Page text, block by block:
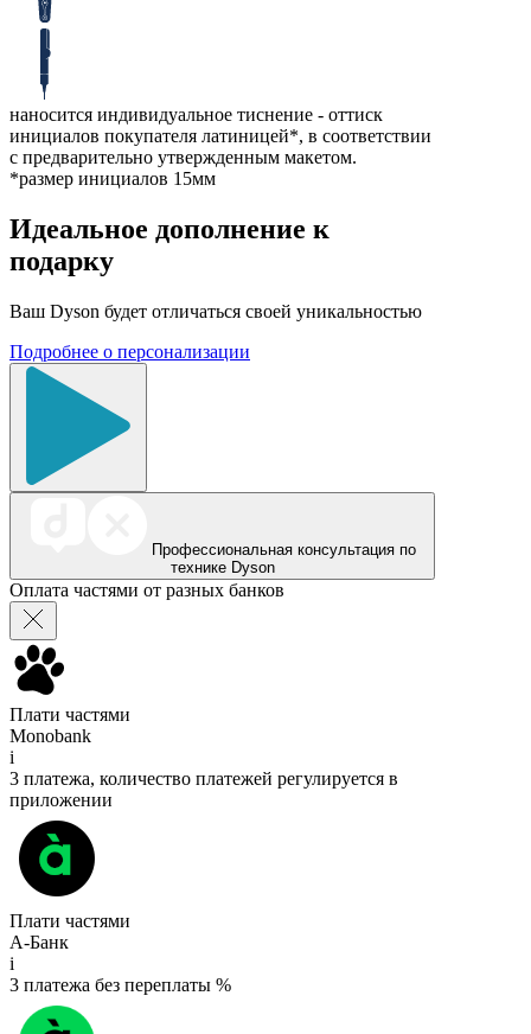
наносится индивидуальное тиснение - оттиск
инициалов покупателя латиницей*, в соответствии
с предварительно утвержденным макетом.
*размер инициалов 15мм
Идеальное дополнение к
подарку
Ваш Dyson будет отличаться своей уникальностью
Подробнее о персонализации
Профессиональная консультация по
технике Dyson
Оплата частями от разных банков
Плати частями
Monobank
i
3 платежа, количество платежей регулируется в
приложении
Плати частями
А-Банк
i
3 платежа без переплаты %